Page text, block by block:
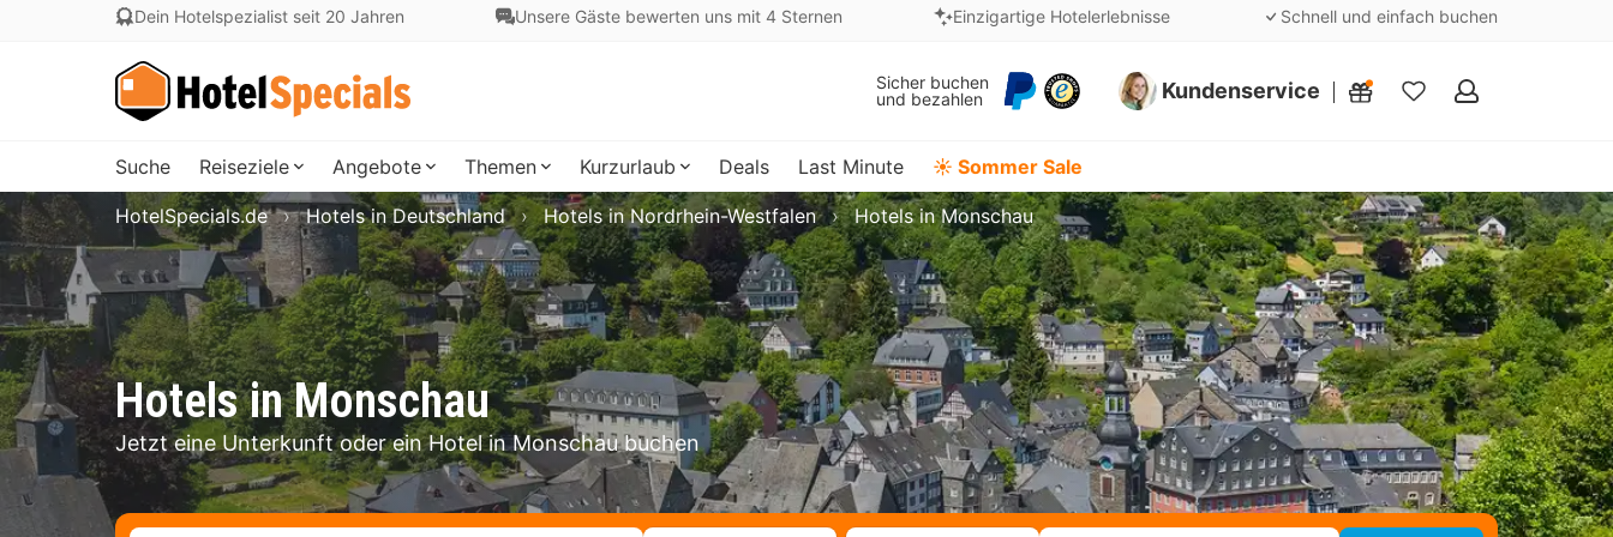
Dein Hotelspezialist seit 20 Jahren Unsere Gäste bewerten uns mit 4 Sternen Einzigartige Hotelerlebnisse Schnell und einfach buchen
Sicher buchen
und bezahlen
Kundenservice
Meine
Suche Reiseziele Angebote Themen Kurzurlaub Deals Last Minute ☀️ Sommer Sale
Hotels in Monschau
Jetzt eine Unterkunft oder ein Hotel in Monschau buchen
HotelSpecials.de Hotels in Deutschland Hotels in Nordrhein-Westfalen Hotels in Monschau